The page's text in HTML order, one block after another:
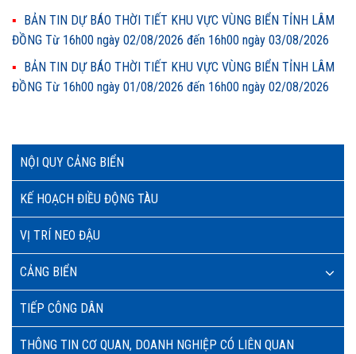
NỘI QUY CẢNG BIỂN
KẾ HOẠCH ĐIỀU ĐỘNG TÀU
VỊ TRÍ NEO ĐẬU
CẢNG BIỂN
TIẾP CÔNG DÂN
THÔNG TIN CƠ QUAN, DOANH NGHIỆP CÓ LIÊN QUAN
BẢN TIN DỰ BÁO THỜI TIẾT KHU VỰC VÙNG BIỂN TỈNH LÂM
ĐỒNG Từ 16h00 ngày 02/08/2026 đến 16h00 ngày 03/08/2026
BẢN TIN DỰ BÁO THỜI TIẾT KHU VỰC VÙNG BIỂN TỈNH LÂM
ĐỒNG Từ 16h00 ngày 01/08/2026 đến 16h00 ngày 02/08/2026